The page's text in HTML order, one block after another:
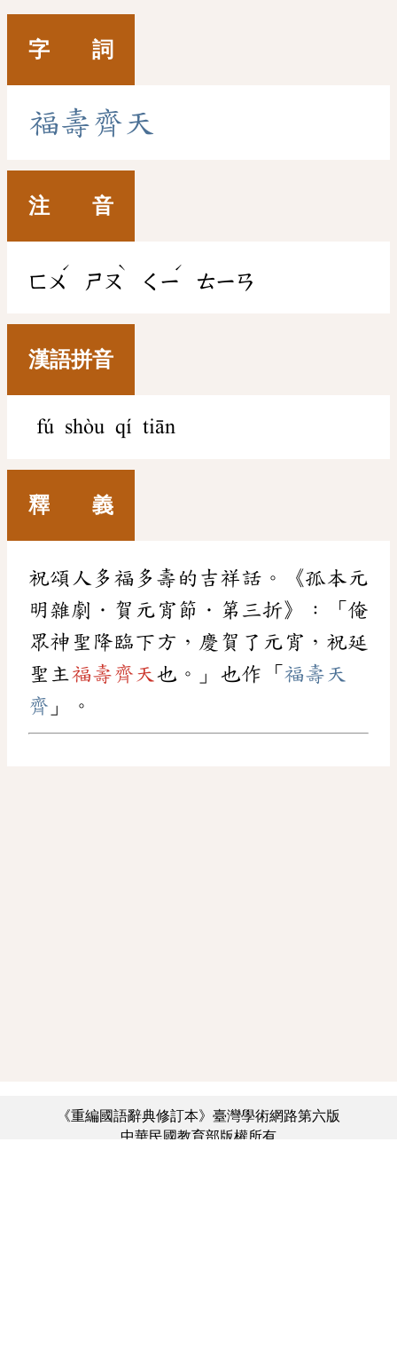
字 詞
福壽齊天
注 音
ㄈㄨ
ˊ
ㄕㄡ
ˋ
ㄑㄧ
ˊ
ㄊㄧㄢ
漢語拼音
fú shòu qí tiān
釋 義
祝頌人多福多壽的吉祥話。《孤本元
明雜劇．賀元宵節．第三折》：「俺
眾神聖降臨下方，慶賀了元宵，祝延
聖主福壽齊天 也。」也作「 福壽天
齊 」。
《重編國語辭典修訂本》臺灣學術網路第六版
中華民國教育部版權所有